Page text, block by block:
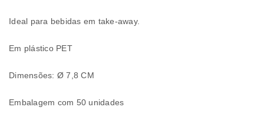
Ideal para bebidas em take-away.
Em plástico PET
Dimensões: Ø 7,8 CM
Embalagem com 50 unidades